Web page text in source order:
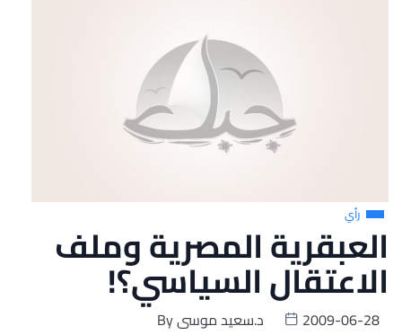
رأي
العبقرية المصرية وملف
الاعتقال السياسي؟!
Byد.سعيد موسى
2009-06-28